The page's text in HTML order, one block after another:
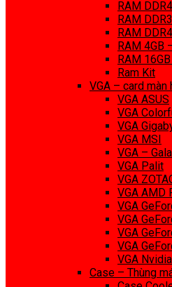
RAM
RAM
RAM
RAM 4GB
RAM
Ram Kit
VGA – card màn
VGA ASUS
VGA
VGA
VGA MSI
VGA –
VGA Palit
VGA
VGA AMD
VGA
VGA
VGA
VGA
VGA
Case – Thùng